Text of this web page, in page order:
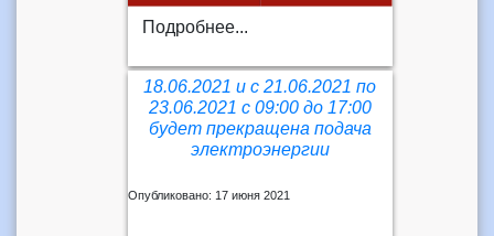
Подробнее...
18.06.2021 и с 21.06.2021 по
23.06.2021 с 09:00 до 17:00
будет прекращена подача
электроэнергии
Опубликовано: 17 июня 2021